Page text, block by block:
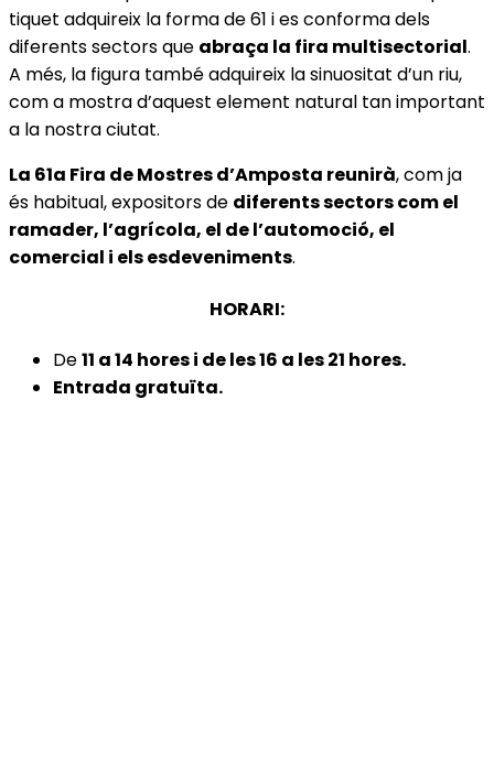
tiquet adquireix la forma de 61 i es conforma dels
diferents sectors que abraça la fira multisectorial.
A més, la figura també adquireix la sinuositat d’un riu,
com a mostra d’aquest element natural tan important
a la nostra ciutat.
La 61a Fira de Mostres d’Amposta reunirà, com ja
és habitual, expositors de diferents sectors com el
ramader, l’agrícola, el de l’automoció, el
comercial i els esdeveniments.
HORARI:
De11 a 14 hores i de les 16 a les 21 hores.
Entrada gratuïta.